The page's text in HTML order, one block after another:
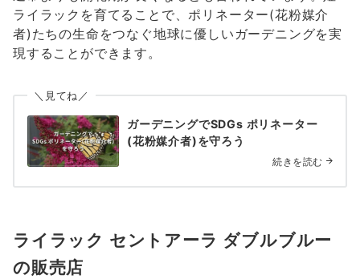
ライラックを育てることで、ポリネーター(花粉媒介
者)たちの生命をつなぐ地球に優しいガーデニングを実
現することができます。
＼見てね／
ガーデニングでSDGs ポリネーター
(花粉媒介者)を守ろう
続きを読む
ライラック セントアーラ ダブルブルー
の販売店